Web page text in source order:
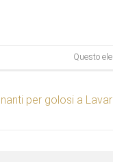
Questo
per golosi a